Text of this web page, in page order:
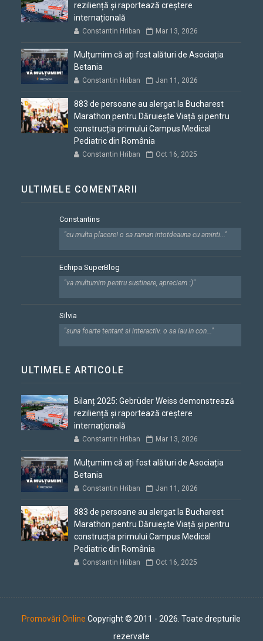
reziliență și raportează creștere
internațională
Constantin Hriban Mar 13, 2026
Mulțumim că ați fost alături de Asociația
Betania
Constantin Hriban Jan 11, 2026
883 de persoane au alergat la Bucharest
Marathon pentru Dăruiește Viață și pentru
construcția primului Campus Medical
Pediatric din România
Constantin Hriban Oct 16, 2025
ULTIMELE COMENTARII
Constantins
"cu multa placere! o sa raman intotdeauna cu aminti..."
Echipa SuperBlog
"va multumim pentru sustinere, apreciem :)"
Silvia
"suna foarte tentant si interactiv. o sa iau in con..."
ULTIMELE ARTICOLE
Bilanț 2025: Gebrüder Weiss demonstrează
reziliență și raportează creștere
internațională
Constantin Hriban Mar 13, 2026
Mulțumim că ați fost alături de Asociația
Betania
Constantin Hriban Jan 11, 2026
883 de persoane au alergat la Bucharest
Marathon pentru Dăruiește Viață și pentru
construcția primului Campus Medical
Pediatric din România
Constantin Hriban Oct 16, 2025
Promovări Online Copyright © 2011 - 2026. Toate drepturile
rezervate